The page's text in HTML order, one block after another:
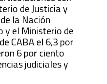
de Justicia y
la Nación
y el Ministerio de
CABA el 6,3 por
6 por ciento
judiciales y